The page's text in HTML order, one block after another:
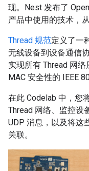
现。Nest 发布了
产品中使用的技术，
Thread 规范定义了一
无线设备到设备通信
实现所有 Thread 网
MAC 安全性的 IEEE
在此 Codelab 中，您
Thread 网络、监控设
UDP 消息，以及将这
关联。